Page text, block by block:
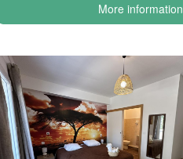
More information